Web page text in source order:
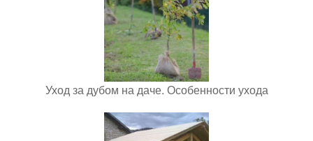
Уход за дубом на даче. Особенности ухода